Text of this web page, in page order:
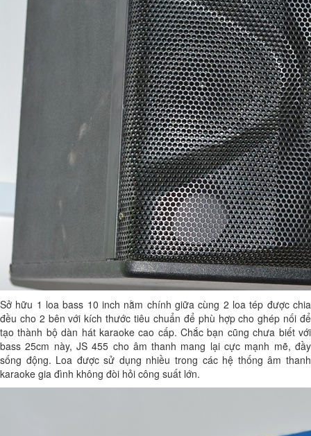
Sở hữu 1 loa bass 10 inch nằm chính giữa cùng 2 loa tép được chia
đều cho 2 bên với kích thước tiêu chuẩn để phù hợp cho ghép nối để
tạo thành bộ dàn hát karaoke cao cấp. Chắc bạn cũng chưa biết với
bass 25cm này, JS 455 cho âm thanh mang lại cực mạnh mẽ, đầy
sống động. Loa được sử dụng nhiều trong các hệ thống âm thanh
karaoke gia đình không đòi hỏi công suất lớn.